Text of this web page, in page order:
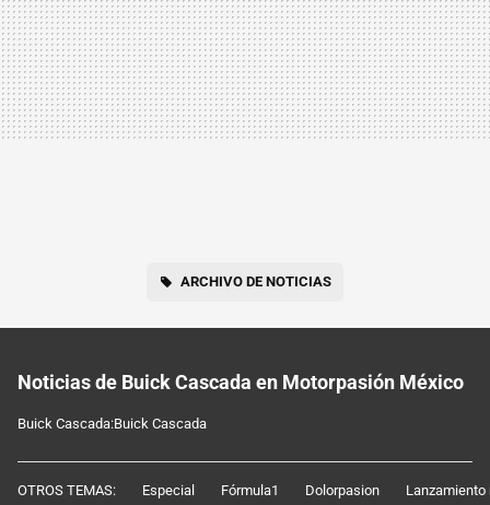
ARCHIVO DE NOTICIAS
Noticias de Buick Cascada en Motorpasión México
Buick Cascada:Buick Cascada
OTROS TEMAS: Especial Fórmula1 Dolorpasion Lanzamiento